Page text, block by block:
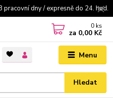
dny / expresně do 24. hod.
Menu
Hledat
0 ks
za 0,00 Kč